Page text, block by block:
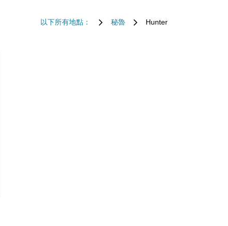
以下所有地點： 秘魯 Hunter